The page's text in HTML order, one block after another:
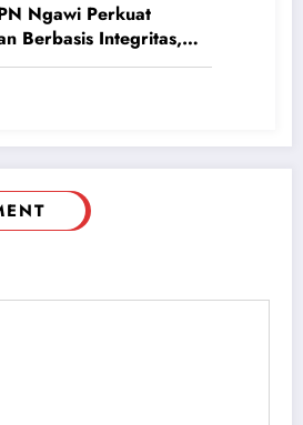
Ngawi Perkuat
Berbasis Integritas,
3,89 pada Semester I